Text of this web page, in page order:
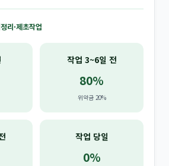
리·제초작업
작업 3~6일 전
80%
위약금 20%
작업 당일
0%